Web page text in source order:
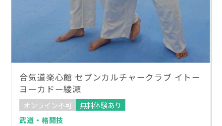
合気道楽心館 セブンカルチャークラブ イトー
ヨーカドー綾瀬
オンライン不可
無料体験あり
武道・格闘技